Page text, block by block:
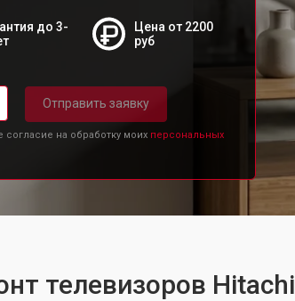
до 3-
Цена от 2200
руб
Отправить заявку
на обработку моих персональных
телевизоров Hitachi